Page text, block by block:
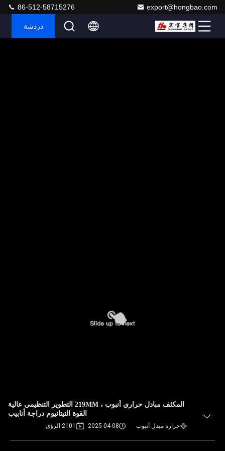
export@hongbao.com
86-512-58715276
دردشة
المكثف مبادل حراري أنبوب ، 219MM التطوير التنظيمي عالية
القوة التيتانيوم دراجة أنابيب
حرارة مبدل أنبوب 2025-04-08 2101 الرؤى